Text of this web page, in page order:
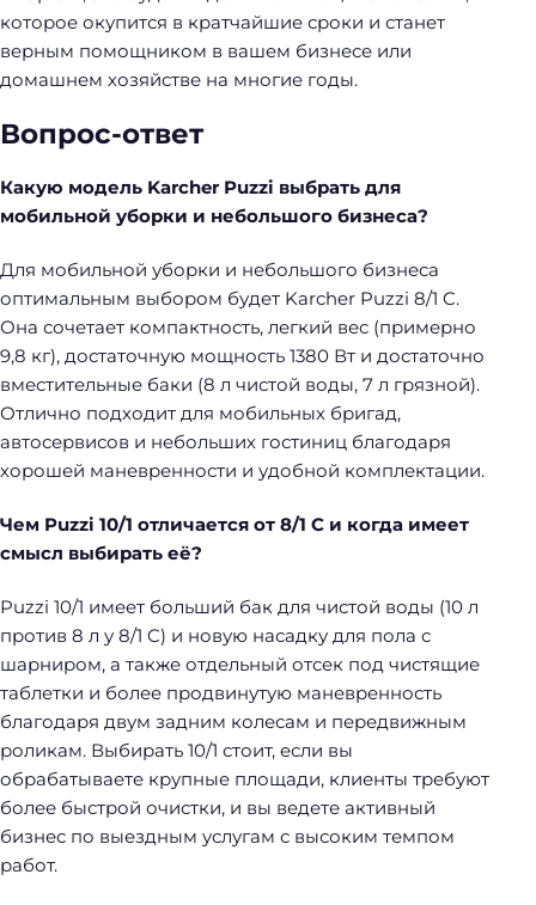
которое окупится в кратчайшие сроки и станет
верным помощником в вашем бизнесе или
домашнем хозяйстве на многие годы.
Вопрос-ответ
Какую модель Karcher Puzzi выбрать для
мобильной уборки и небольшого бизнеса?
Для мобильной уборки и небольшого бизнеса
оптимальным выбором будет Karcher Puzzi 8/1 C.
Она сочетает компактность, легкий вес (примерно
9,8 кг), достаточную мощность 1380 Вт и достаточно
вместительные баки (8 л чистой воды, 7 л грязной).
Отлично подходит для мобильных бригад,
автосервисов и небольших гостиниц благодаря
хорошей маневренности и удобной комплектации.
Чем Puzzi 10/1 отличается от 8/1 C и когда имеет
смысл выбирать её?
Puzzi 10/1 имеет больший бак для чистой воды (10 л
против 8 л у 8/1 C) и новую насадку для пола с
шарниром, а также отдельный отсек под чистящие
таблетки и более продвинутую маневренность
благодаря двум задним колесам и передвижным
роликам. Выбирать 10/1 стоит, если вы
обрабатываете крупные площади, клиенты требуют
более быстрой очистки, и вы ведете активный
бизнес по выездным услугам с высоким темпом
работ.
Н
а